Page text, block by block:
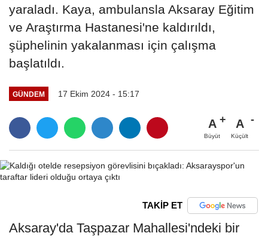
yaraladı. Kaya, ambulansla Aksaray Eğitim
ve Araştırma Hastanesi'ne kaldırıldı,
şüphelinin yakalanması için çalışma
başlatıldı.
GÜNDEM 17 Ekim 2024 - 15:17
A
Büyüt
A
Küçült
TAKİP ET
Aksaray'da Taşpazar Mahallesi'ndeki bir